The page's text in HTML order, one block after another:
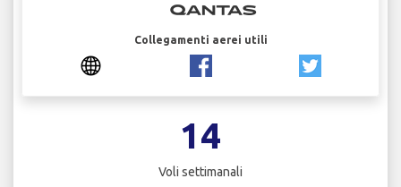
Collegamenti aerei utili
14
Voli settimanali